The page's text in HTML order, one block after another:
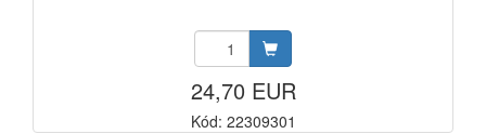
24,70 EUR
Kód: 22309301